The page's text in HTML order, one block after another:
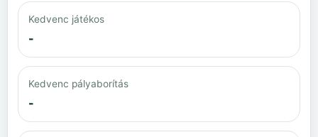
Kedvenc játékos
-
Kedvenc pályaborítás
-